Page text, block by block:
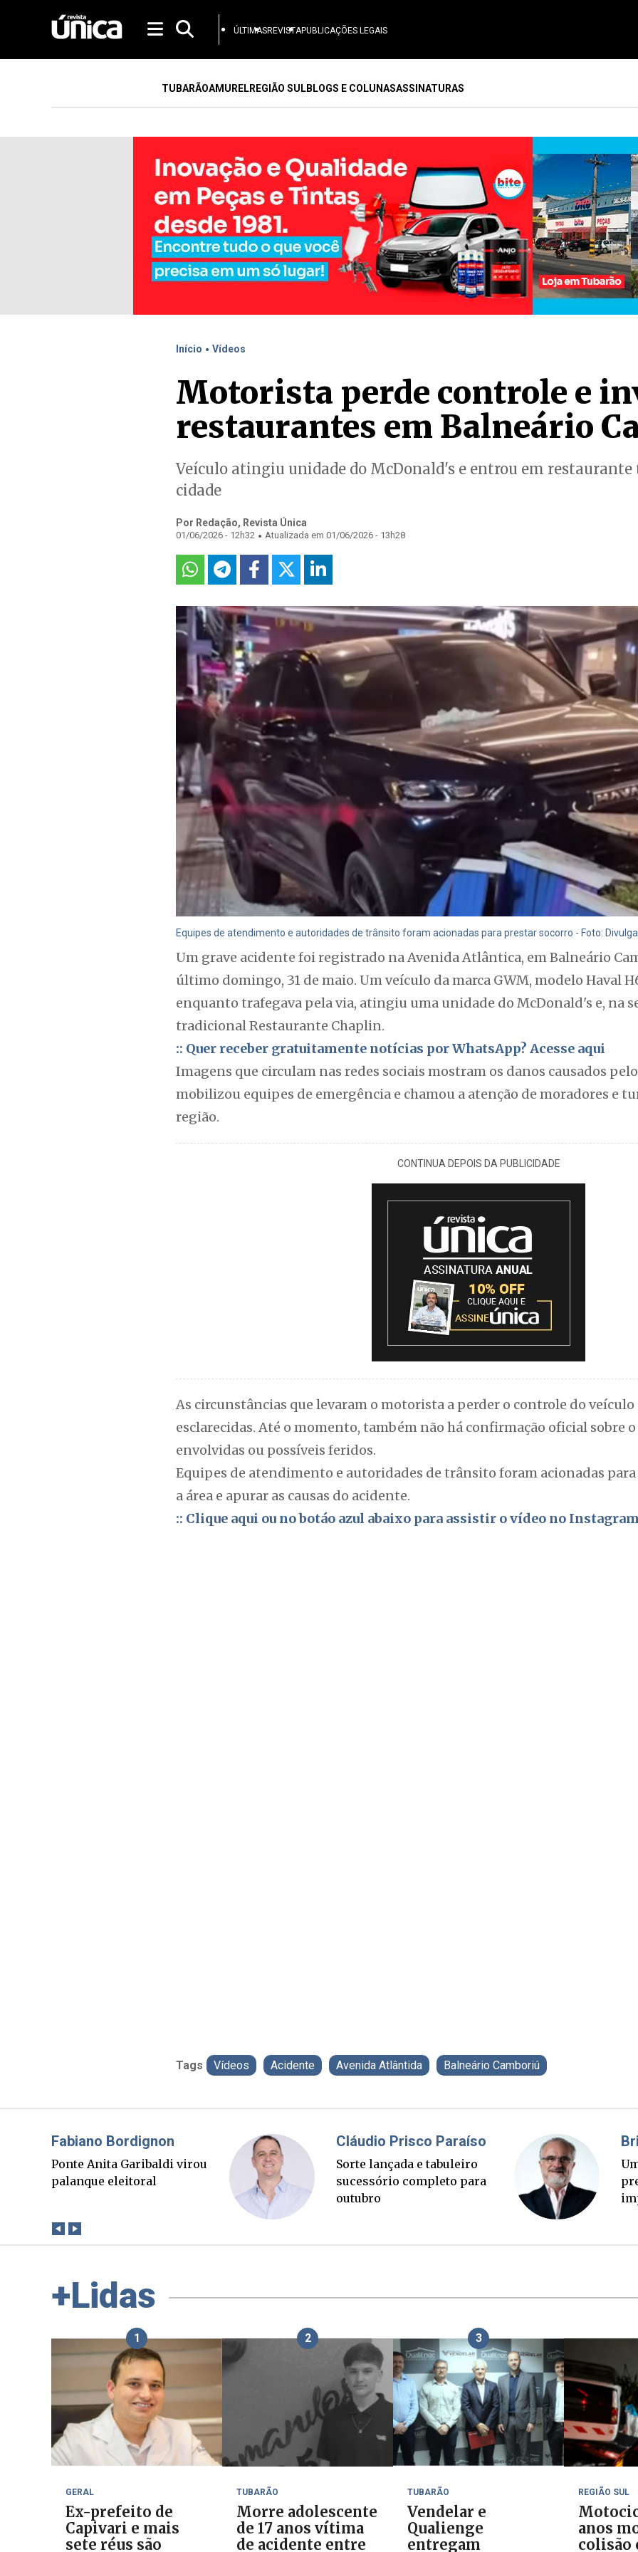
ÚLTIMASREVISTAPUBLICAÇÕES LEGAIS
TUBARÃOAMURELREGIÃO SULBLOGS E COLUNASASSINATURAS
Início . Vídeos
Motorista perde controle e
restaurantes em Balneário
Veículo atingiu unidade do McDonald's e entrou em
cidade
Por Redação, Revista Única
01/06/2026 - 12h32 . Atualizada em 01/06/2026 - 13h28
Equipes de atendimento e autoridades de trânsito foram acionadas para prestar socorro - Foto:
Um grave acidente foi registrado na Avenida Atlântica, em Balneário
último domingo, 31 de maio. Um veículo da marca GWM, modelo Haval
enquanto trafegava pela via, atingiu uma unidade do McDonald's e, na
tradicional Restaurante Chaplin.
:: Quer receber gratuitamente notícias por WhatsApp? Acesse aqui
Imagens que circulam nas redes sociais mostram os danos causados
mobilizou equipes de emergência e chamou a atenção de moradores e
região.
CONTINUA DEPOIS DA PUBLICIDADE
As circunstâncias que levaram o motorista a perder o controle do
esclarecidas. Até o momento, também não há confirmação oficial sobre
envolvidas ou possíveis feridos.
Equipes de atendimento e autoridades de trânsito foram acionadas
a área e apurar as causas do acidente.
:: Clique aqui ou no botáo azul abaixo para assistir o vídeo no
Tags Vídeos Acidente Avenida Atlântida Balneário Camboriú
Misael Elias
O Boato corre mais rápido
que a verdade. Mas quem
Fabiano Bordignon
Ponte Anita Garibaldi virou
palanque eleitoral
+Lidas
1
GERAL
Ex-prefeito de
Capivari e mais
sete réus são
2
TUBARÃO
Morre adolescente
de 17 anos vítima
de acidente entre
3
TUBARÃO
Vendelar e
Qualienge
entregam
REGIÃO SUL
anos
colisão